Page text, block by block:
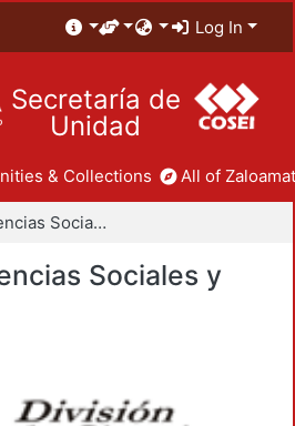
Log In
Secretaría de
Unidad
& Collections All of
División de Ciencias Sociales y Humanidades
Sociales y